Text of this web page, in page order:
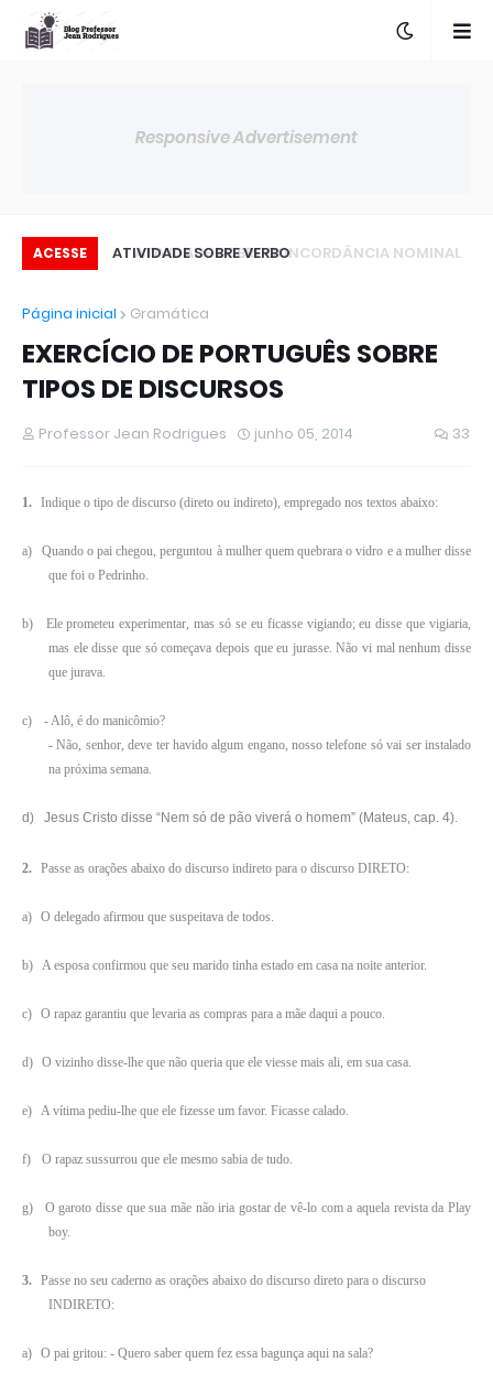
Responsive Advertisement
ACESSE ATIVIDADE SOBRE VERBO
Página inicial
Gramática
EXERCÍCIO DE PORTUGUÊS SOBRE
TIPOS DE DISCURSOS
Professor Jean Rodrigues junho 05, 2014 33
1. Indique o tipo de discurso (direto ou indireto), empregado nos textos abaixo:
a)
Quando o pai chegou, perguntou à mulher quem quebrara o vidro e a mulher disse
que foi o Pedrinho.
b)
Ele prometeu experimentar, mas só se eu ficasse vigiando; eu disse que vigiaria,
mas ele disse que só começava depois que eu jurasse. Não vi mal nenhum disse
que jurava.
c)
- Alô, é do manicômio?
- Não, senhor, deve ter havido algum engano, nosso telefone só vai ser instalado
na próxima semana.
d) Jesus Cristo disse “Nem só de pão viverá o homem” (Mateus, cap. 4).
2. Passe as orações abaixo do discurso indireto para o discurso DIRETO:
a) O delegado afirmou que suspeitava de todos.
b) A esposa confirmou que seu marido tinha estado em casa na noite anterior.
c) O rapaz garantiu que levaria as compras para a mãe daqui a pouco.
d) O vizinho disse-lhe que não queria que ele viesse mais ali, em sua casa.
e) A vítima pediu-lhe que ele fizesse um favor. Ficasse calado.
f) O rapaz sussurrou que ele mesmo sabia de tudo.
g)
O garoto disse que sua mãe não iria gostar de vê-lo com a aquela revista da Play
boy.
3. Passe no seu caderno as orações abaixo do discurso direto para o discurso
INDIRETO:
a) O pai gritou: - Quero saber quem fez essa bagunça aqui na sala?